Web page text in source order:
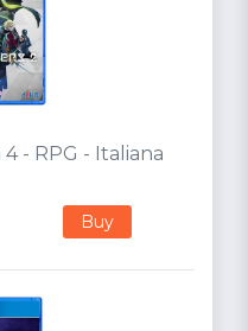
- RPG - Italiana
Buy